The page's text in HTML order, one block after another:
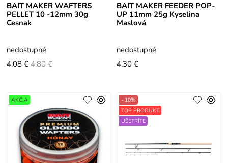
BAIT MAKER WAFTERS
PELLET 10 -12mm 30g
Cesnak
nedostupné
4.08 € 4.80 €
BAIT MAKER FEEDER POP-
UP 11mm 25g Kyselina
Maslová
nedostupné
4.30 €
AKCIA
- 10%
TOP PRODUKT
UŠETRÍTE